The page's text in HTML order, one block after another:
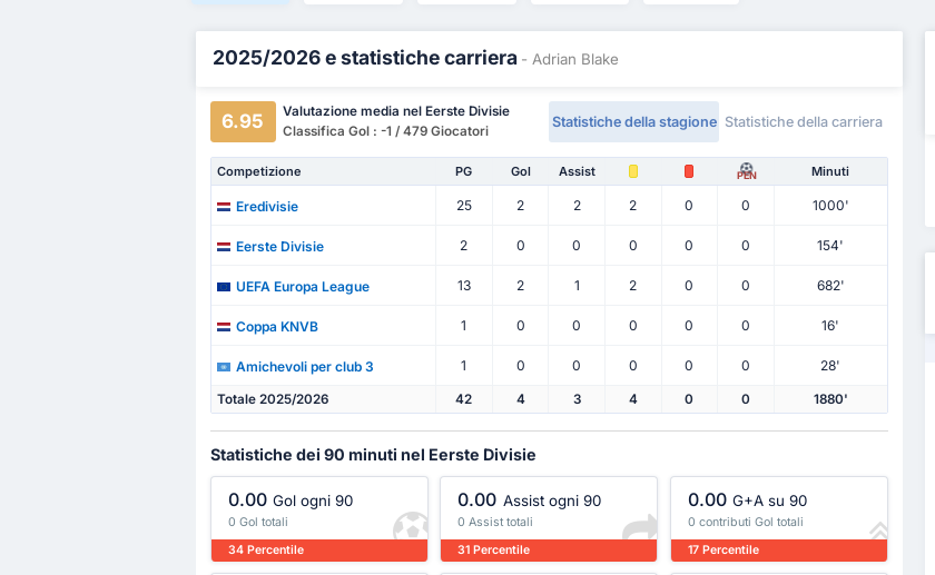
2025/2026 e statistiche carriera - Adrian Blake
6.95
Valutazione media nel Eerste Divisie
Classifica Gol : -1 / 479 Giocatori
Statistiche della stagione Statistiche della carriera
Competizione PG Gol Assist PEN Minuti
Eredivisie 25 2 2 2 0 0 1000'
Eerste Divisie 2 0 0 0 0 0 154'
UEFA Europa League 13 2 1 2 0 0 682'
Coppa KNVB 1 0 0 0 0 0 16'
Amichevoli per club 3 1 0 0 0 0 0 28'
Totale 2025/2026 42 4 3 4 0 0 1880'
Statistiche dei 90 minuti nel Eerste Divisie
0.00 Gol ogni 90
0 Gol totali
34 Percentile
0.00 Assist ogni 90
0 Assist totali
31 Percentile
0.00 G+A su 90
0 contributi Gol totali
17 Percentile